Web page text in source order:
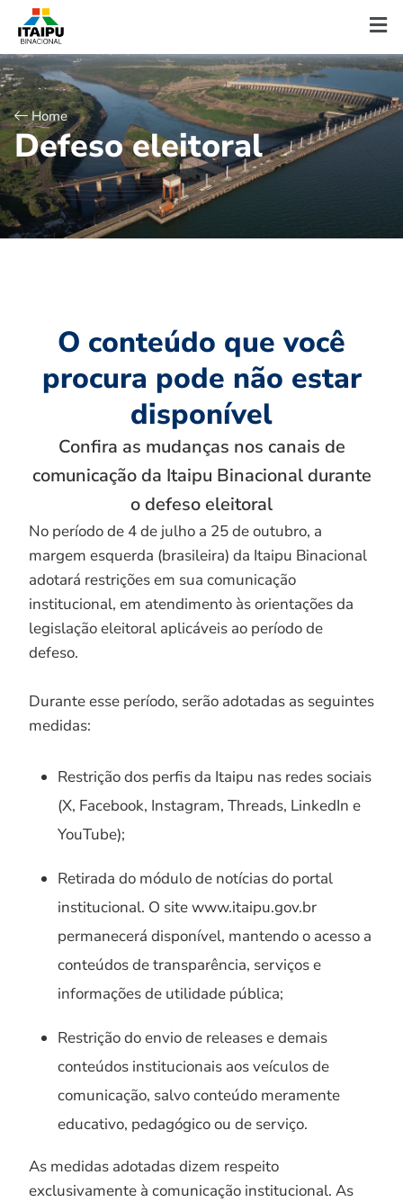
Home
Defeso eleitoral
O conteúdo que você
procura pode não estar
disponível
Confira as mudanças nos canais de
comunicação da Itaipu Binacional durante
o defeso eleitoral
No período de 4 de julho a 25 de outubro, a
margem esquerda (brasileira) da Itaipu Binacional
adotará restrições em sua comunicação
institucional, em atendimento às orientações da
legislação eleitoral aplicáveis ao período de
defeso.
Durante esse período, serão adotadas as seguintes
medidas:
Restrição dos perfis da Itaipu nas redes sociais
(X, Facebook, Instagram, Threads, LinkedIn e
YouTube);
Retirada do módulo de notícias do portal
institucional. O site www.itaipu.gov.br
permanecerá disponível, mantendo o acesso a
conteúdos de transparência, serviços e
informações de utilidade pública;
Restrição do envio de releases e demais
conteúdos institucionais aos veículos de
comunicação, salvo conteúdo meramente
educativo, pedagógico ou de serviço.
As medidas adotadas dizem respeito
exclusivamente à comunicação institucional. As